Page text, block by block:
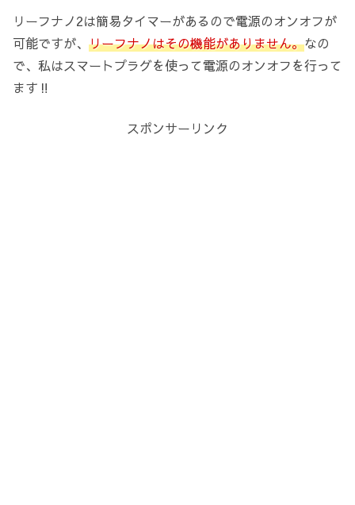
リーフナノ2は簡易タイマーがあるので電源のオンオフが
可能ですが、 リーフナノはその機能がありません。なの
で、私はスマートプラグを使って電源のオンオフを行って
ます‼️
スポンサーリンク